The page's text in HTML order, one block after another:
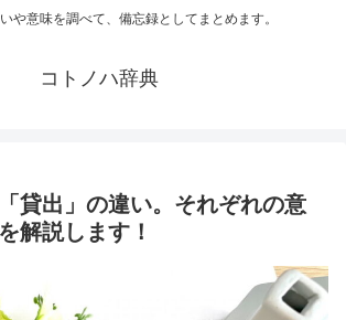
や意味を調べて、備忘録としてまとめます。
コトノハ辞典
「貸出」の違い。それぞれの意
解説します！